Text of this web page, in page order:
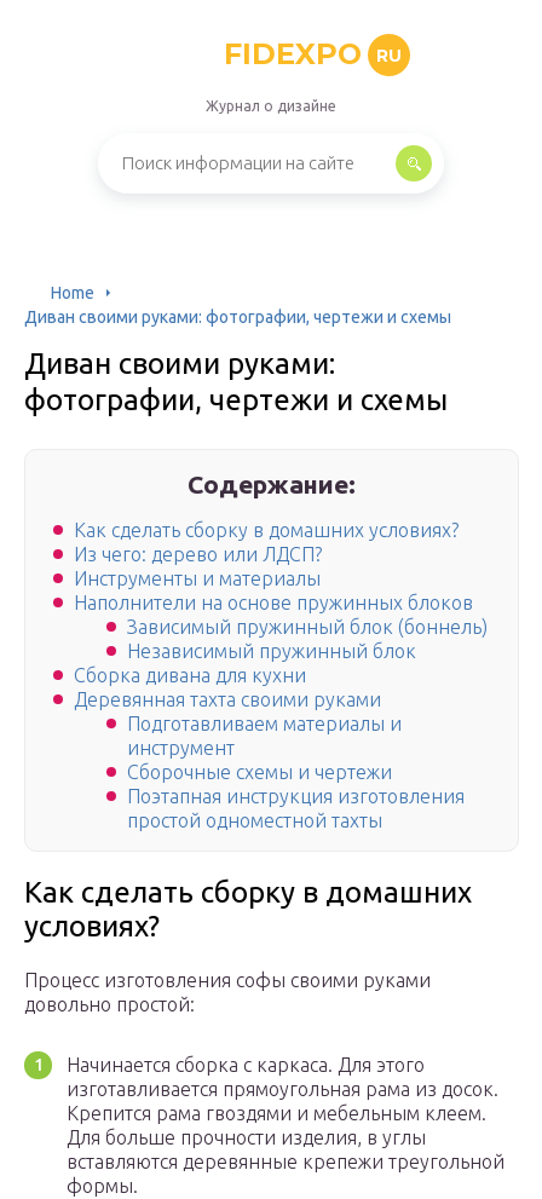
FIDEXPO RU
Журнал о дизайне
Home
Диван своими руками: фотографии, чертежи и схемы
Диван своими руками:
фотографии, чертежи и схемы
Содержание:
Как сделать сборку в домашних условиях?
Из чего: дерево или ЛДСП?
Инструменты и материалы
Наполнители на основе пружинных блоков
Зависимый пружинный блок (боннель)
Независимый пружинный блок
Сборка дивана для кухни
Деревянная тахта своими руками
Подготавливаем материалы и
инструмент
Сборочные схемы и чертежи
Поэтапная инструкция изготовления
простой одноместной тахты
Как сделать сборку в домашних
условиях?
Процесс изготовления софы своими руками
довольно простой:
Начинается сборка с каркаса. Для этого
изготавливается прямоугольная рама из досок.
Крепится рама гвоздями и мебельным клеем.
Для больше прочности изделия, в углы
вставляются деревянные крепежи треугольной
формы.